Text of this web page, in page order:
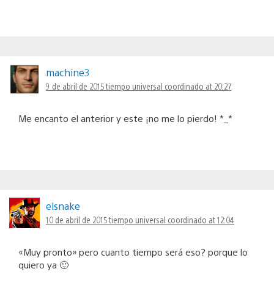
machine3
9 de abril de 2015 tiempo universal coordinado at 20:27
Me encanto el anterior y este ¡no me lo pierdo! *_*
elsnake
10 de abril de 2015 tiempo universal coordinado at 12:04
«Muy pronto» pero cuanto tiempo será eso? porque lo
quiero ya 🙂